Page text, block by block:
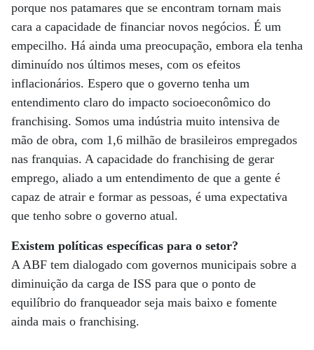
porque nos patamares que se encontram tornam mais
cara a capacidade de financiar novos negócios. É um
empecilho. Há ainda uma preocupação, embora ela tenha
diminuído nos últimos meses, com os efeitos
inflacionários. Espero que o governo tenha um
entendimento claro do impacto socioeconômico do
franchising. Somos uma indústria muito intensiva de
mão de obra, com 1,6 milhão de brasileiros empregados
nas franquias. A capacidade do franchising de gerar
emprego, aliado a um entendimento de que a gente é
capaz de atrair e formar as pessoas, é uma expectativa
que tenho sobre o governo atual.
Existem políticas específicas para o setor?
A ABF tem dialogado com governos municipais sobre a
diminuição da carga de ISS para que o ponto de
equilíbrio do franqueador seja mais baixo e fomente
ainda mais o franchising.